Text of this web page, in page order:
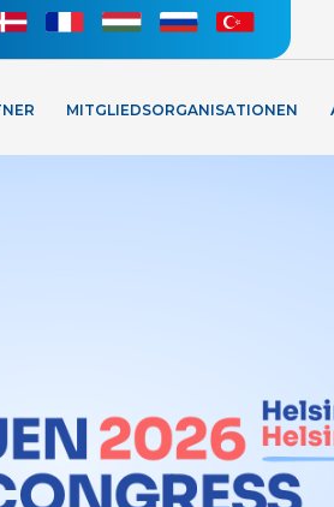
MITGLIEDSORGANISATIONEN